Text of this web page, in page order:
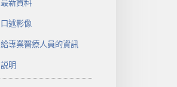
口述影像
給專業醫療人員的資訊
説明